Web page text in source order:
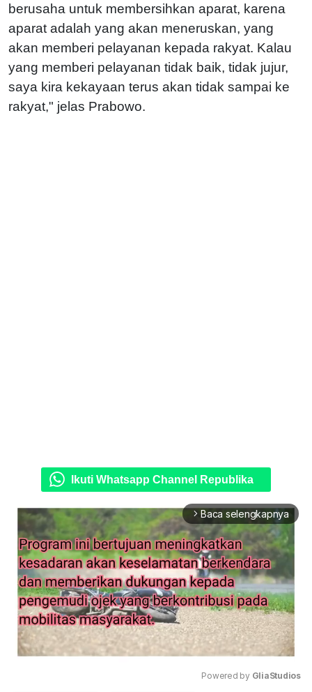
berusaha untuk membersihkan aparat, karena
aparat adalah yang akan meneruskan, yang
akan memberi pelayanan kepada rakyat. Kalau
yang memberi pelayanan tidak baik, tidak jujur,
saya kira kekayaan terus akan tidak sampai ke
rakyat," jelas Prabowo.
Ikuti Whatsapp Channel Republika
arrow_forward_ios Baca selengkapnya
Powered by GliaStudios